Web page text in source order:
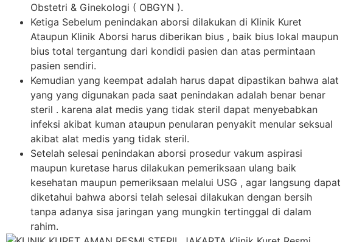
Obstetri & Ginekologi ( OBGYN ).
Ketiga Sebelum penindakan aborsi dilakukan di Klinik Kuret
Ataupun Klinik Aborsi harus diberikan bius , baik bius lokal maupun
bius total tergantung dari kondidi pasien dan atas permintaan
pasien sendiri.
Kemudian yang keempat adalah harus dapat dipastikan bahwa alat
yang yang digunakan pada saat penindakan adalah benar benar
steril . karena alat medis yang tidak steril dapat menyebabkan
infeksi akibat kuman ataupun penularan penyakit menular seksual
akibat alat medis yang tidak steril.
Setelah selesai penindakan aborsi prosedur vakum aspirasi
maupun kuretase harus dilakukan pemeriksaan ulang baik
kesehatan maupun pemeriksaan melalui USG , agar langsung dapat
diketahui bahwa aborsi telah selesai dilakukan dengan bersih
tanpa adanya sisa jaringan yang mungkin tertinggal di dalam
rahim.